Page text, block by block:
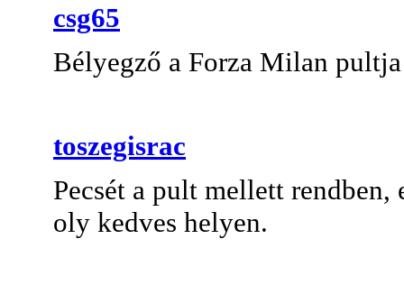
csg65
Bélyegző a Forza Milan
toszegisrac
Pecsét a pult mellett
oly kedves helyen.